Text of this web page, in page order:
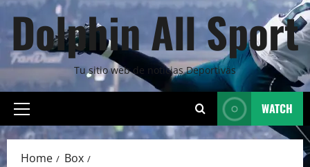
Dolphin All Sport
Tu sitio web de noticias Deportivas
Primary
Menu
WATCH
Home
Box